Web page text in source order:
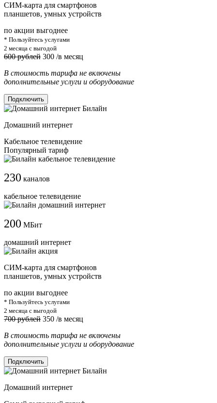
СИМ-карта для смартфонов
планшетов, умных устройств
по акции выгоднее
* Пользуйтесь услугами
2 месяца с выгодой
600 рублей 300 /в месяц
В стоимость тарифа не включены
дополнительные услуги и оборудование
Подключить
Домашний интернет
Кабельное телевидение
Популярный тариф
230 каналов
кабельное телевидение
200 МБит
домашний интернет
СИМ-карта для смартфонов
планшетов, умных устройств
по акции выгоднее
* Пользуйтесь услугами
2 месяца с выгодой
700 рублей 350 /в месяц
В стоимость тарифа не включены
дополнительные услуги и оборудование
Подключить
Домашний интернет